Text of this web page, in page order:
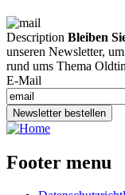
Description Bleiben
unseren Newsletter,
rund ums Thema
E-Mail
Newsletter bestellen
Footer menu